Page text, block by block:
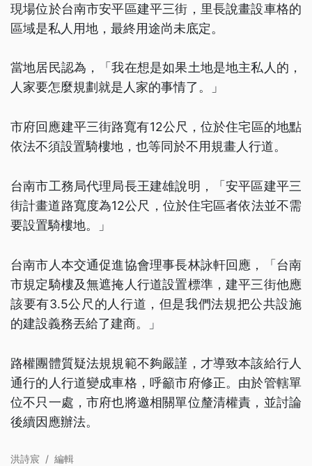
現場位於台南市安平區建平三街，里長說畫設車格的
區域是私人用地，最終用途尚未底定。
當地居民認為，「我在想是如果土地是地主私人的，
人家要怎麼規劃就是人家的事情了。」
市府回應建平三街路寬有12公尺，位於住宅區的地點
依法不須設置騎樓地，也等同於不用規畫人行道。
台南市工務局代理局長王建雄說明，「安平區建平三
街計畫道路寬度為12公尺，位於住宅區者依法並不需
要設置騎樓地。」
台南市人本交通促進協會理事長林詠軒回應，「台南
市規定騎樓及無遮掩人行道設置標準，建平三街他應
該要有3.5公尺的人行道，但是我們法規把公共設施
的建設義務丟給了建商。」
路權團體質疑法規規範不夠嚴謹，才導致本該給行人
通行的人行道變成車格，呼籲市府修正。由於管轄單
位不只一處，市府也將邀相關單位釐清權責，並討論
後續因應辦法。
洪詩宸 / 編輯